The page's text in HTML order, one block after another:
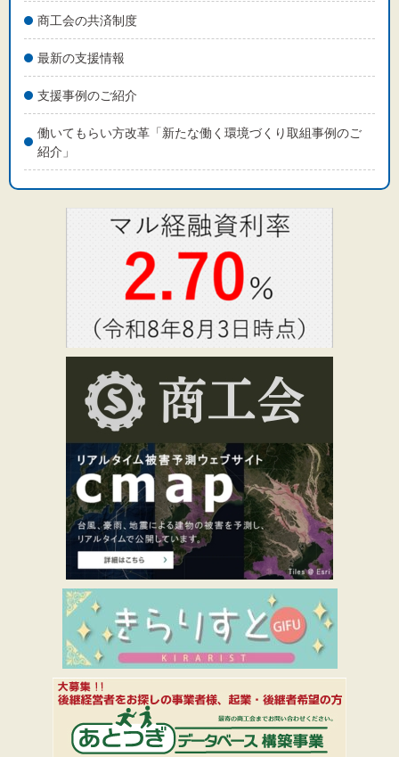
商工会の共済制度
最新の支援情報
支援事例のご紹介
働いてもらい方改革「新たな働く環境づくり取組事例のご
紹介」